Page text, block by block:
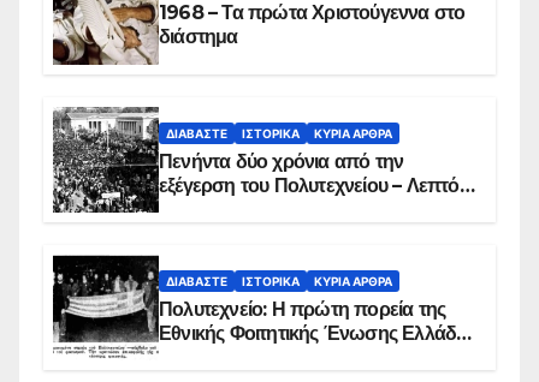
1968 – Τα πρώτα Χριστούγεννα στο
διάστημα
ΔΙΑΒΆΣΤΕ ΙΣΤΟΡΙΚΆ ΚΥΡΙΑ ΑΡΘΡΑ
Πενήντα δύο χρόνια από την
εξέγερση του Πολυτεχνείου – Λεπτό
ΔΙΑΒΆΣΤΕ ΙΣΤΟΡΙΚΆ ΚΥΡΙΑ ΑΡΘΡΑ
Πολυτεχνείο: Η πρώτη πορεία της
Εθνικής Φοιτητικής Ένωσης Ελλάδος